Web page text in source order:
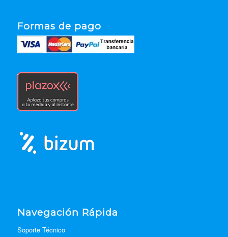
Formas de pago
Navegación Rápida
Soporte Técnico